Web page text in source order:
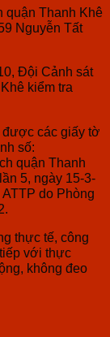
quận Thanh Khê
Nguyễn Tất
Đội Cảnh sát
kiểm tra
được các giấy tờ
số:
quận Thanh
5, ngày 15-3-
do Phòng
thực tế, công
với thực
không đeo